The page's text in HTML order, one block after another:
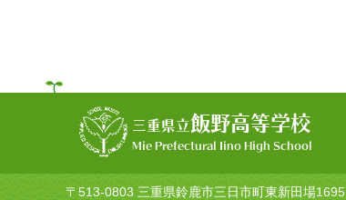
三重県立飯野高等学校
Mie Prefectural Iino High School
〒513-0803 三重県鈴鹿市三日市町東新田場1695